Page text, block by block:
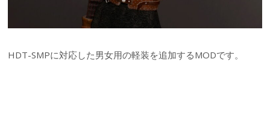
HDT-SMPに対応した男女用の軽装を追加するMODです。